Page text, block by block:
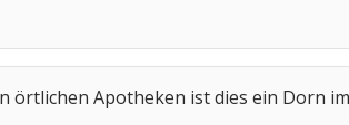
Apotheken ist dies ein Dorn